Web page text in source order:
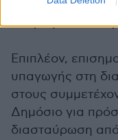
περιεχομένου
υποβληθέντων
Επιπλέον,
υπαγωγής στη
στους
Δημόσιο για
διασταύρωση